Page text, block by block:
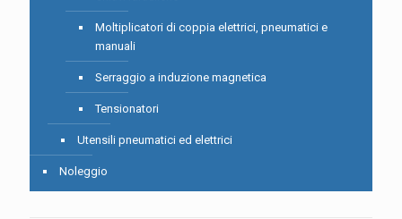
Moltiplicatori di coppia elettrici, pneumatici e
manuali
Serraggio a induzione magnetica
Tensionatori
Utensili pneumatici ed elettrici
Noleggio